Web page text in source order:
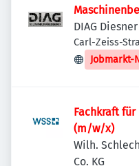
DIAG
Carl-Zeiss-
Deutschland
Jobmarkt-
Fachkraft
(m/w/x)
Wilh.
Co. KG